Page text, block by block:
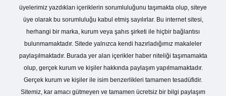
üyelerimiz yazdıkları içeriklerin sorumluluğunu taşımakta olup, siteye
üye olarak bu sorumluluğu kabul etmiş sayılırlar. Bu internet sitesi,
herhangi bir marka, kurum veya şahıs şirketi ile hiçbir bağlantısı
bulunmamaktadır. Sitede yalnızca kendi hazırladığımız makaleler
paylaşılmaktadır. Burada yer alan içerikler haber niteliği taşımamakta
olup, gerçek kurum ve kişiler hakkında paylaşım yapılmamaktadır.
Gerçek kurum ve kişiler ile isim benzerlikleri tamamen tesadüfidir.
Sitemiz, kar amacı gütmeyen ve tamamen ücretsiz bir bilgi paylaşım